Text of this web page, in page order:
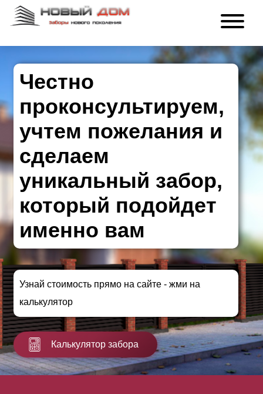
Честно
проконсультируем,
учтем пожелания и
сделаем
уникальный забор,
который подойдет
именно вам
Узнай стоимость прямо на сайте - жми на
калькулятор
Калькулятор забора